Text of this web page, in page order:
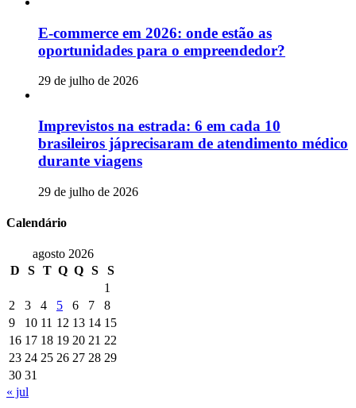
E-commerce em 2026: onde estão as
oportunidades para o empreendedor?
29 de julho de 2026
Imprevistos na estrada: 6 em cada 10
brasileiros jáprecisaram de atendimento médico
durante viagens
29 de julho de 2026
Calendário
agosto 2026
D
S T Q Q S
S
1
2
3 4 5 6 7
8
9
10 11 12 13 14 15
16 17 18 19 20 21 22
23 24 25 26 27 28 29
30 31
« jul